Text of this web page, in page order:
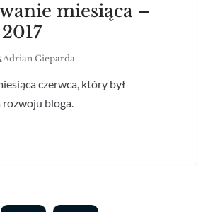
miesiąca –
Adrian Gieparda
czerwca, który był
rozwoju bloga.